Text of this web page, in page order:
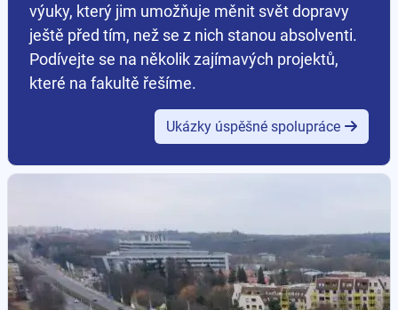
výuky, který jim umožňuje měnit svět dopravy
ještě před tím, než se z nich stanou absolventi.
Podívejte se na několik zajímavých projektů,
které na fakultě řešíme.
Ukázky úspěšné spolupráce